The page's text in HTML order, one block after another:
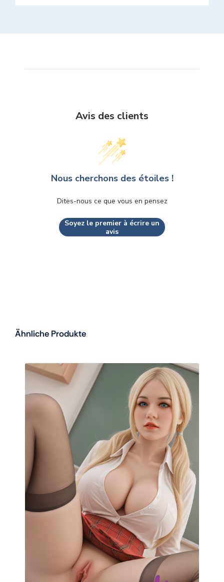
Avis des clients
Nous cherchons des étoiles !
Dites-nous ce que vous en pensez
Soyez le premier à écrire un
avis
Ähnliche Produkte